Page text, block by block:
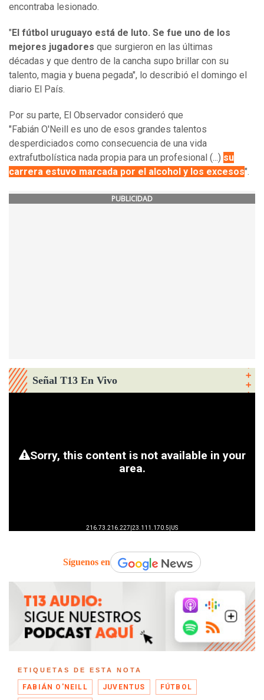
encontraba lesionado.
" El fútbol uruguayo está de luto. Se fue uno de los
mejores jugadores que surgieron en las últimas
décadas y que dentro de la cancha supo brillar con su
talento, magia y buena pegada", lo describió el domingo el
diario El País.
Por su parte, El Observador consideró que
"Fabián O'Neill es uno de esos grandes talentos
desperdiciados como consecuencia de una vida
extrafutbolística nada propia para un profesional (...) su
carrera estuvo marcada por el alcohol y los excesos".
PUBLICIDAD
Señal T13 En Vivo
Síguenos en
ETIQUETAS DE ESTA NOTA
FABIÁN O'NEILL JUVENTUS FÚTBOL